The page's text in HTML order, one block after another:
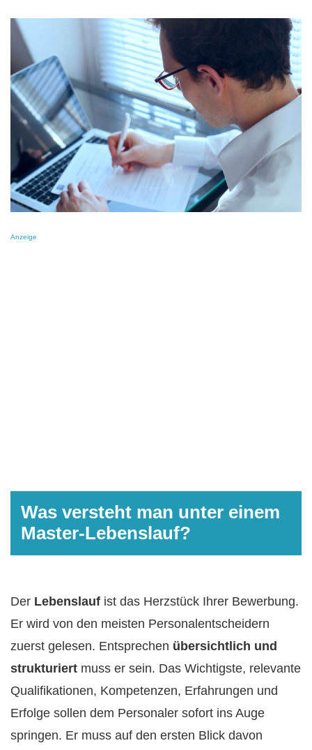
Anzeige
Was versteht man unter einem
Master-Lebenslauf?
Der Lebenslauf ist das Herzstück Ihrer Bewerbung.
Er wird von den meisten Personalentscheidern
zuerst gelesen. Entsprechen übersichtlich und
strukturiert muss er sein. Das Wichtigste, relevante
Qualifikationen, Kompetenzen, Erfahrungen und
Erfolge sollen dem Personaler sofort ins Auge
springen. Er muss auf den ersten Blick davon